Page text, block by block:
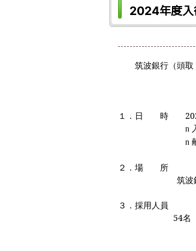
2024年度入
筑波銀行（頭
１．日 時 2024
n
n
２．場 所
筑波銀行つく
３．採用人員
54名